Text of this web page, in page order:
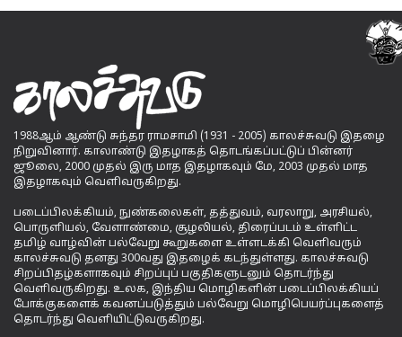
1988ஆம் ஆண்டு சுந்தர ராமசாமி (1931 - 2005) காலச்சுவடு இதழை
நிறுவினார். காலாண்டு இதழாகத் தொடங்கப்பட்டுப் பின்னர்
ஜூலை, 2000 முதல் இரு மாத இதழாகவும் மே, 2003 முதல் மாத
இதழாகவும் வெளிவருகிறது.
படைப்பிலக்கியம், நுண்கலைகள், தத்துவம், வரலாறு, அரசியல்,
பொருளியல், வேளாண்மை, சூழலியல், திரைப்படம் உள்ளிட்ட
தமிழ் வாழ்வின் பல்வேறு கூறுகளை உள்ளடக்கி வெளிவரும்
காலச்சுவடு தனது 300வது இதழைக் கடந்துள்ளது. காலச்சுவடு
சிறப்பிதழ்களாகவும் சிறப்புப் பகுதிகளுடனும் தொடர்ந்து
வெளிவருகிறது. உலக, இந்திய மொழிகளின் படைப்பிலக்கியப்
போக்குகளைக் கவனப்படுத்தும் பல்வேறு மொழிபெயர்ப்புகளைத்
தொடர்ந்து வெளியிட்டுவருகிறது.